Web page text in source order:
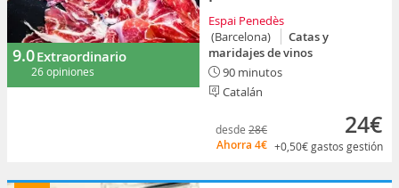
9.0Extraordinario
26 opiniones
Espai Penedès
(Barcelona)
Catas y
maridajes de vinos
90 minutos
Catalán
desde 28€
Ahorra 4€
24€
+0,50€gastos gestión